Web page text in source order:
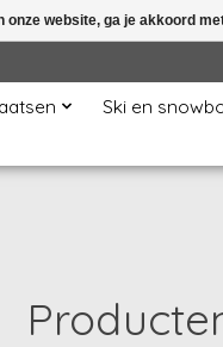
Ski en
onze website, ga je akkoord